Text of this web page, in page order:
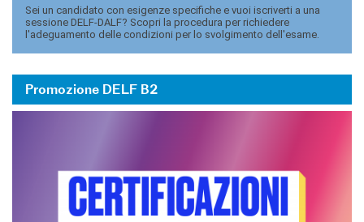
Sei un candidato con esigenze specifiche e vuoi iscriverti a una
sessione DELF-DALF? Scopri la procedura per richiedere
l'adeguamento delle condizioni per lo svolgimento dell'esame.
Promozione DELF B2